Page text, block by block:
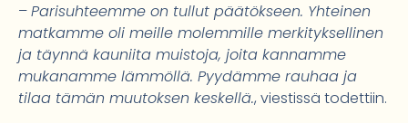
–Parisuhteemme on tullut päätökseen. Yhteinen
matkamme oli meille molemmille merkityksellinen
ja täynnä kauniita muistoja, joita kannamme
mukanamme lämmöllä. Pyydämme rauhaa ja
tilaa tämän muutoksen keskellä., viestissä todettiin.